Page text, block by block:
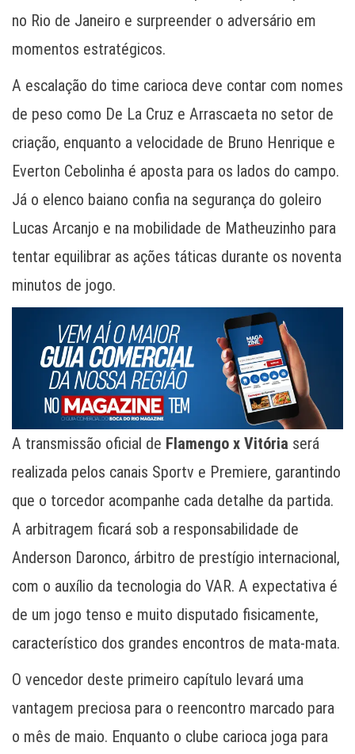
no Rio de Janeiro e surpreender o adversário em
momentos estratégicos.
A escalação do time carioca deve contar com nomes
de peso como De La Cruz e Arrascaeta no setor de
criação, enquanto a velocidade de Bruno Henrique e
Everton Cebolinha é aposta para os lados do campo.
Já o elenco baiano confia na segurança do goleiro
Lucas Arcanjo e na mobilidade de Matheuzinho para
tentar equilibrar as ações táticas durante os noventa
minutos de jogo.
A transmissão oficial de Flamengo x Vitória será
realizada pelos canais Sportv e Premiere, garantindo
que o torcedor acompanhe cada detalhe da partida.
A arbitragem ficará sob a responsabilidade de
Anderson Daronco, árbitro de prestígio internacional,
com o auxílio da tecnologia do VAR. A expectativa é
de um jogo tenso e muito disputado fisicamente,
característico dos grandes encontros de mata-mata.
O vencedor deste primeiro capítulo levará uma
vantagem preciosa para o reencontro marcado para
o mês de maio. Enquanto o clube carioca joga para